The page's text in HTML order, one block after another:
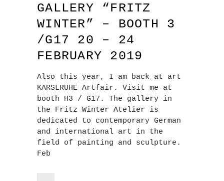
GALLERY “FRITZ
WINTER” – BOOTH 3
/G17 20 – 24
FEBRUARY 2019
Also this year, I am back at art
KARSLRUHE Artfair. Visit me at
booth H3 / G17. The gallery in
the Fritz Winter Atelier is
dedicated to contemporary German
and international art in the
field of painting and sculpture.
Feb